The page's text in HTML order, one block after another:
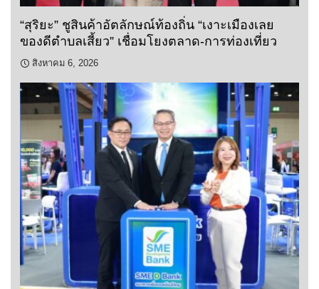
“สุริยะ” ชูสินค้าอัตลักษณ์ท้องถิ่น “เงาะเมืองเลย
ของดีตำบลเสี้ยว” เชื่อมโยงตลาด-การท่องเที่ยว
สิงหาคม 6, 2026